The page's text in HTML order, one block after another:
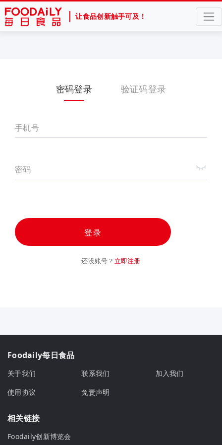
让食品创新触手可及！
密码登录 验证码登录
手机号
密码
登录
还没账号？ 立即注册
Foodaily每日食品
关于我们 联系我们
加入我们
使用协议
免责声明
相关链接
Foodaily创新博览会